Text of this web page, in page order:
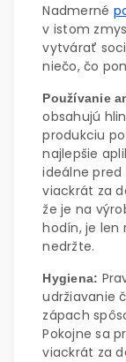
Nadmerné
v istom
vytvárať
niečo, čo
Používanie
obsahujú
produkciu
najlepšie
ideálne pred
viackrát za
že je na
hodín, je len
nedržte.
Hygiena:
udržiavanie
zápach
Pokojne sa
viackrát za